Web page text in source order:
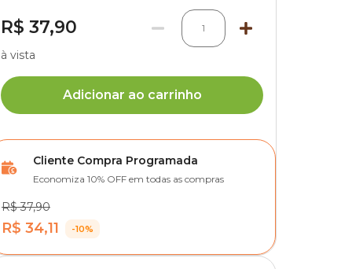
R$ 37,90 1
à vista
Adicionar ao carrinho
Cliente Compra Programada
Economiza 10% OFF em todas as compras
R$ 37,90
R$ 34,11 -10%